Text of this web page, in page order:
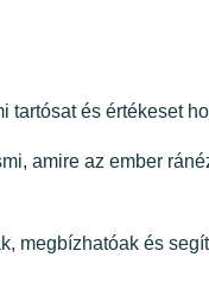
és értékeset
amire az ember
és